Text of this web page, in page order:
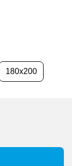
180x200